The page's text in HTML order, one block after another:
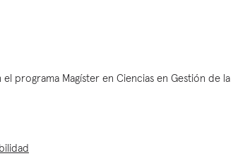
programa Magíster en Ciencias en Gestión de la